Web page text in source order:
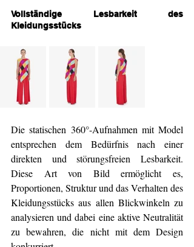
Vollständige Lesbarkeit des
Kleidungsstücks
Die statischen 360°-Aufnahmen mit Model
entsprechen dem Bedürfnis nach einer
direkten und störungsfreien Lesbarkeit.
Diese Art von Bild ermöglicht es,
Proportionen, Struktur und das Verhalten des
Kleidungsstücks aus allen Blickwinkeln zu
analysieren und dabei eine aktive Neutralität
zu bewahren, die nicht mit dem Design